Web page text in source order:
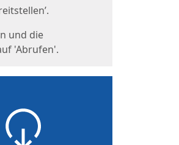
und die
'Abrufen'.